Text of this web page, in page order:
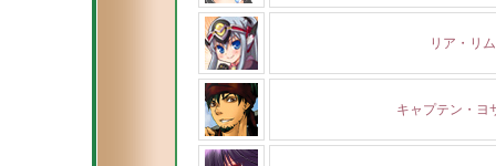
リア・リム
キャプテン・ヨ